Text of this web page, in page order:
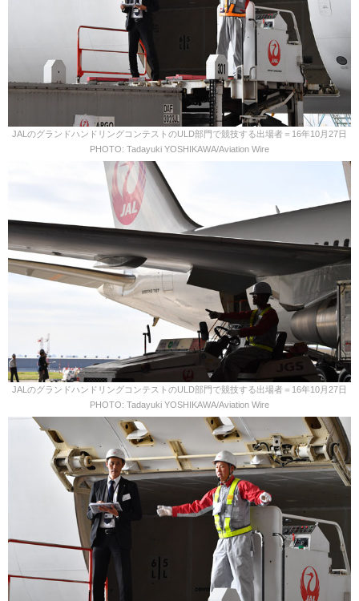
JALのグランドハンドリングコンテストのULD部門で競技する出場者＝16年10月27日
PHOTO: Tadayuki YOSHIKAWA/Aviation Wire
JALのグランドハンドリングコンテストのULD部門で競技する出場者＝16年10月27日
PHOTO: Tadayuki YOSHIKAWA/Aviation Wire